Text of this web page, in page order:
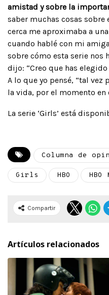
amistad y sobre la
saber muchas cosas
cerca me aproximaba a
cuando hablé con mi
sobre cómo esta serie nos
dijo: “Creo que has
A lo que yo pensé, “tal vez
la vida, por el momento en
La serie ‘Girls’ está
Columna de
Girls HBO HBO
Compartir
Artículos relacionados